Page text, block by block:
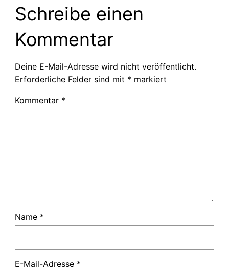
Schreibe einen
Kommentar
Deine E-Mail-Adresse wird nicht veröffentlicht.
Erforderliche Felder sind mit * markiert
Kommentar *
Name *
E-Mail-Adresse *